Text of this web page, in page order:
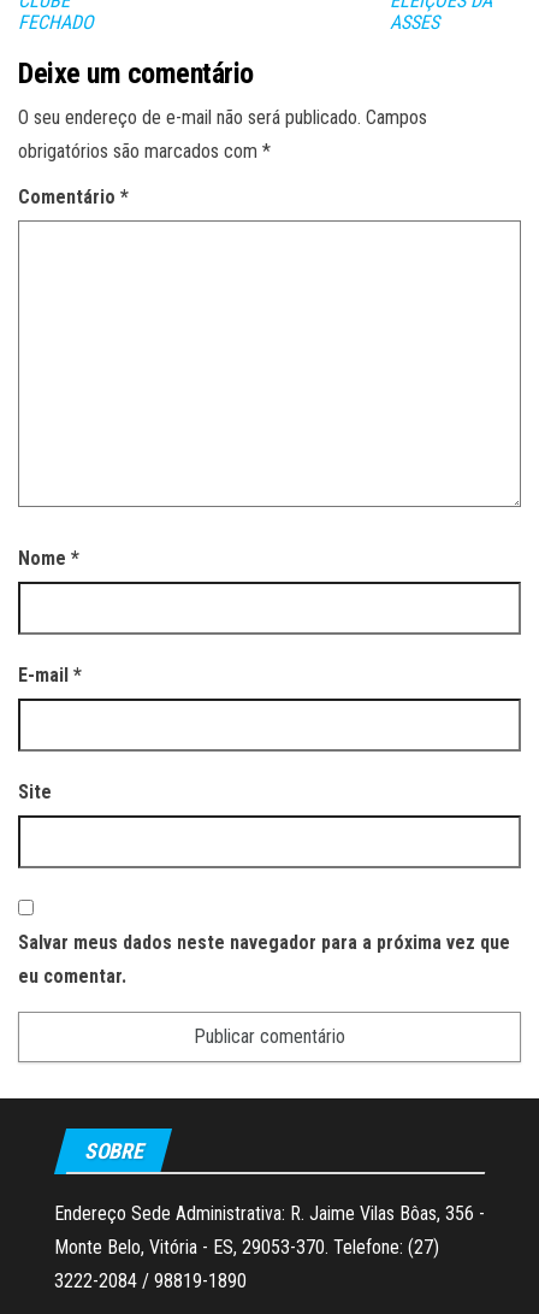
FECHADO
ASSES
Deixe um comentário
O seu endereço de e-mail não será publicado. Campos
obrigatórios são marcados com *
Comentário *
Nome *
E-mail *
Site
Salvar meus dados neste navegador para a próxima vez que
eu comentar.
SOBRE
Endereço Sede Administrativa: R. Jaime Vilas Bôas, 356 -
Monte Belo, Vitória - ES, 29053-370. Telefone: (27)
3222-2084 / 98819-1890